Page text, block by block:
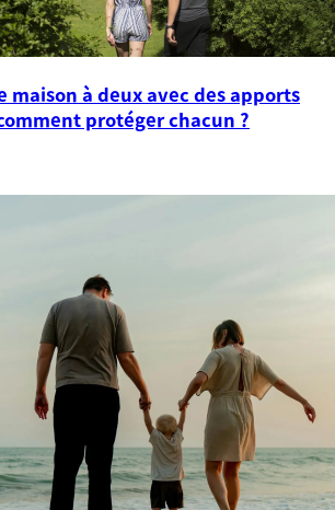
maison à deux avec des apports
protéger chacun ?